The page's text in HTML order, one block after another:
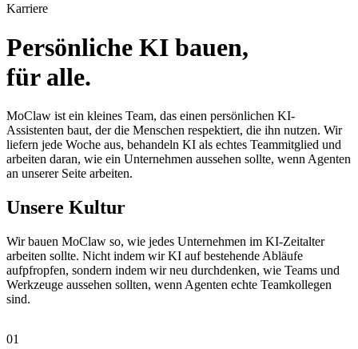
Karriere
Persönliche KI bauen,
für alle.
MoClaw ist ein kleines Team, das einen persönlichen KI-
Assistenten baut, der die Menschen respektiert, die ihn nutzen. Wir
liefern jede Woche aus, behandeln KI als echtes Teammitglied und
arbeiten daran, wie ein Unternehmen aussehen sollte, wenn Agenten
an unserer Seite arbeiten.
Unsere Kultur
Wir bauen MoClaw so, wie jedes Unternehmen im KI-Zeitalter
arbeiten sollte. Nicht indem wir KI auf bestehende Abläufe
aufpfropfen, sondern indem wir neu durchdenken, wie Teams und
Werkzeuge aussehen sollten, wenn Agenten echte Teamkollegen
sind.
01